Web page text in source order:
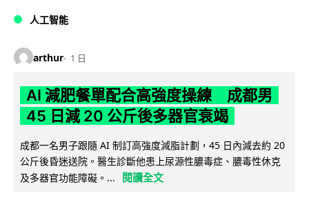
人工智能
arthur 1 日
AI 減肥餐單配合高強度操練 成都男
45 日減 20 公斤後多器官衰竭
成都一名男子跟隨 AI 制訂高強度減脂計劃，45 日內減去約 20
公斤後昏迷送院。醫生診斷他患上尿源性膿毒症、膿毒性休克
及多器官功能障礙。...
閱讀全文